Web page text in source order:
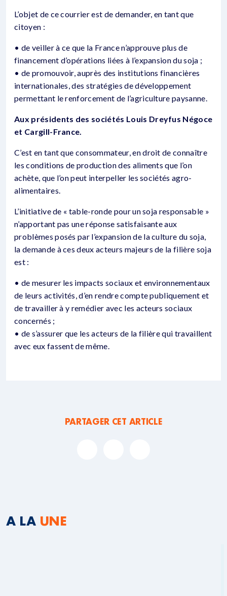
L’objet de ce courrier est de demander, en tant que
citoyen :
• de veiller à ce que la France n’approuve plus de
financement d’opérations liées à l’expansion du soja ;
• de promouvoir, auprès des institutions financières
internationales, des stratégies de développement
permettant le renforcement de l’agriculture paysanne.
Aux présidents des sociétés Louis Dreyfus Négoce
et Cargill-France.
C’est en tant que consommateur, en droit de connaître
les conditions de production des aliments que l’on
achète, que l’on peut interpeller les sociétés agro-
alimentaires.
L’initiative de « table-ronde pour un soja responsable »
n’apportant pas une réponse satisfaisante aux
problèmes posés par l’expansion de la culture du soja,
la demande à ces deux acteurs majeurs de la filière soja
est :
• de mesurer les impacts sociaux et environnementaux
de leurs activités, d’en rendre compte publiquement et
de travailler à y remédier avec les acteurs sociaux
concernés ;
• de s’assurer que les acteurs de la filière qui travaillent
avec eux fassent de même.
PARTAGER CET ARTICLE
A LA UNE